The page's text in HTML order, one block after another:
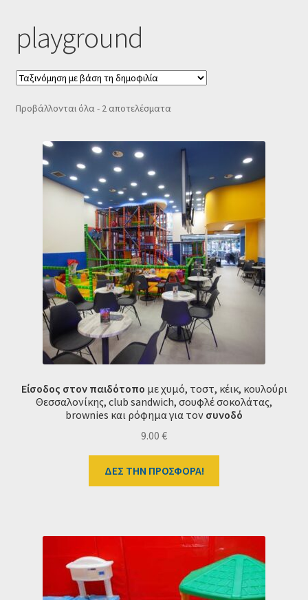
Δελτίο νέων
Καλάθι
Κατάστημα
Ο λογαριασμός μου
Ταμείο
HOME
playground
Προβάλλονται όλα - 2 αποτελέσματαSorted
Είσοδος στον παιδότοπο με χυμό, τοστ, κέικ, κουλούρι
Θεσσαλονίκης, club sandwich, σουφλέ σοκολάτας,
brownies και ρόφημα για τον συνοδό
9.00 €
ΔΕΣ ΤΗΝ ΠΡΟΣΦΟΡΑ!